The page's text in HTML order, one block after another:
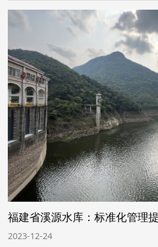
福建省溪源水库：标准化管理
2023-12-24